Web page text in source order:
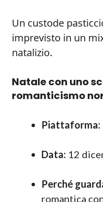
Un custode
imprevisto in un
natalizio.
Natale con uno
romanticismo
Piattaforma:
Data: 12
Perché
romantica